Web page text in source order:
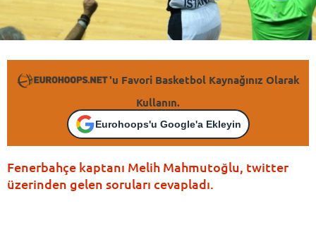
'u Favori Basketbol Kaynağınız Olarak
Kullanın.
Eurohoops'u Google'a Ekleyin
Fenerbahçe kaptanı Melih Mahmutoğlu, twitter
üzerinden gelen soruları cevapladı.